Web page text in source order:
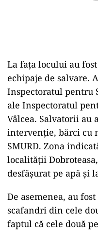
La fața locului au
echipaje de salvare.
Inspectoratul pentru
ale Inspectoratul
Vâlcea. Salvatorii au
intervenție, bărci cu
SMURD. Zona
localității
desfășurat pe apă și
De asemenea, au
scafandri din cele
faptul că cele două